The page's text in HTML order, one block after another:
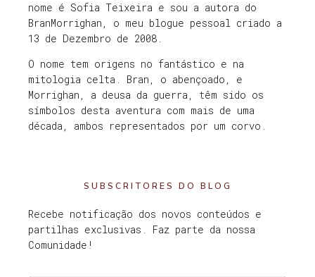
nome é Sofia Teixeira e sou a autora do
BranMorrighan, o meu blogue pessoal criado a
13 de Dezembro de 2008.
O nome tem origens no fantástico e na
mitologia celta. Bran, o abençoado, e
Morrighan, a deusa da guerra, têm sido os
símbolos desta aventura com mais de uma
década, ambos representados por um corvo.
SUBSCRITORES DO BLOG
Recebe notificação dos novos conteúdos e
partilhas exclusivas. Faz parte da nossa
Comunidade!